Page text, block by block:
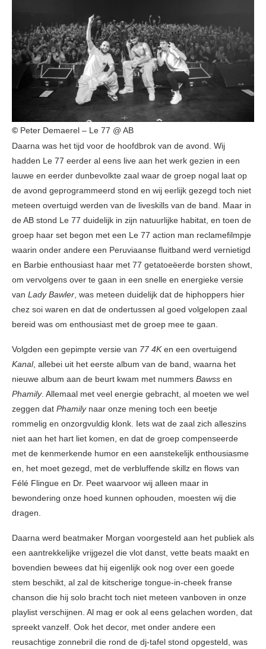
© Peter Demaerel – Le 77 @ AB
Daarna was het tijd voor de hoofdbrok van de avond. Wij
hadden Le 77 eerder al eens live aan het werk gezien in een
lauwe en eerder dunbevolkte zaal waar de groep nogal laat op
de avond geprogrammeerd stond en wij eerlijk gezegd toch niet
meteen overtuigd werden van de liveskills van de band. Maar in
de AB stond Le 77 duidelijk in zijn natuurlijke habitat, en toen de
groep haar set begon met een Le 77 action man reclamefilmpje
waarin onder andere een Peruviaanse fluitband werd vernietigd
en Barbie enthousiast haar met 77 getatoeëerde borsten showt,
om vervolgens over te gaan in een snelle en energieke versie
van Lady Bawler, was meteen duidelijk dat de hiphoppers hier
chez soi waren en dat de ondertussen al goed volgelopen zaal
bereid was om enthousiast met de groep mee te gaan.
Volgden een gepimpte versie van 77 4Ken een overtuigend
Kanal, allebei uit het eerste album van de band, waarna het
nieuwe album aan de beurt kwam met nummers Bawss en
Phamily. Allemaal met veel energie gebracht, al moeten we wel
zeggen dat Phamilynaar onze mening toch een beetje
rommelig en onzorgvuldig klonk. Iets wat de zaal zich alleszins
niet aan het hart liet komen, en dat de groep compenseerde
met de kenmerkende humor en een aanstekelijk enthousiasme
en, het moet gezegd, met de verbluffende skillz en flows van
Félé Flingue en Dr. Peet waarvoor wij alleen maar in
bewondering onze hoed kunnen ophouden, moesten wij die
dragen.
Daarna werd beatmaker Morgan voorgesteld aan het publiek als
een aantrekkelijke vrijgezel die vlot danst, vette beats maakt en
bovendien bewees dat hij eigenlijk ook nog over een goede
stem beschikt, al zal de kitscherige tongue-in-cheek franse
chanson die hij solo bracht toch niet meteen vanboven in onze
playlist verschijnen. Al mag er ook al eens gelachen worden, dat
spreekt vanzelf. Ook het decor, met onder andere een
reusachtige zonnebril die rond de dj-tafel stond opgesteld, was